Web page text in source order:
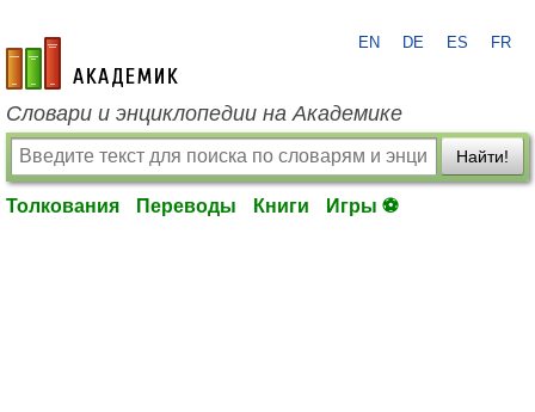
academic.ru
EN DE ES FR
Словари и энциклопедии на Академике
Найти!
Толкования Переводы Книги Игры ⚽